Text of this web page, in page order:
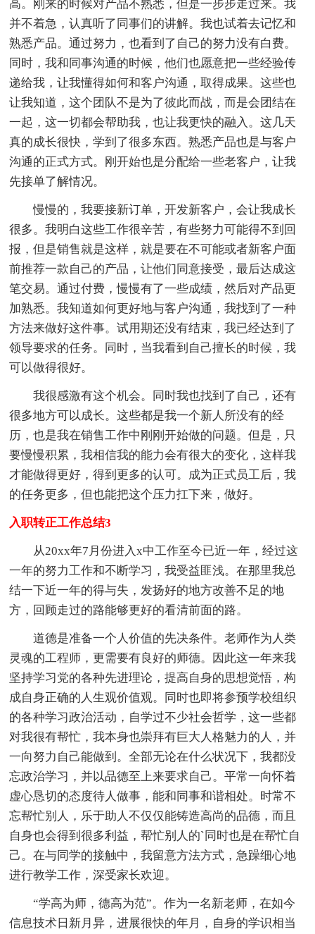
高。刚来的时候对产品不熟悉，但是一步步走过来。我
并不着急，认真听了同事们的讲解。我也试着去记忆和
熟悉产品。通过努力，也看到了自己的努力没有白费。
同时，我和同事沟通的时候，他们也愿意把一些经验传
递给我，让我懂得如何和客户沟通，取得成果。这些也
让我知道，这个团队不是为了彼此而战，而是会团结在
一起，这一切都会帮助我，也让我更快的融入。这几天
真的成长很快，学到了很多东西。熟悉产品也是与客户
沟通的正式方式。刚开始也是分配给一些老客户，让我
先接单了解情况。
慢慢的，我要接新订单，开发新客户，会让我成长
很多。我明白这些工作很辛苦，有些努力可能得不到回
报，但是销售就是这样，就是要在不可能或者新客户面
前推荐一款自己的产品，让他们同意接受，最后达成这
笔交易。通过付费，慢慢有了一些成绩，然后对产品更
加熟悉。我知道如何更好地与客户沟通，我找到了一种
方法来做好这件事。试用期还没有结束，我已经达到了
领导要求的任务。同时，当我看到自己擅长的时候，我
可以做得很好。
我很感激有这个机会。同时我也找到了自己，还有
很多地方可以成长。这些都是我一个新人所没有的经
历，也是我在销售工作中刚刚开始做的问题。但是，只
要慢慢积累，我相信我的能力会有很大的变化，这样我
才能做得更好，得到更多的认可。成为正式员工后，我
的任务更多，但也能把这个压力扛下来，做好。
入职转正工作总结3
从20xx年7月份进入x中工作至今已近一年，经过这
一年的努力工作和不断学习，我受益匪浅。在那里我总
结一下近一年的得与失，发扬好的地方改善不足的地
方，回顾走过的路能够更好的看清前面的路。
道德是准备一个人价值的先决条件。老师作为人类
灵魂的工程师，更需要有良好的师德。因此这一年来我
坚持学习党的各种先进理论，提高自身的思想觉悟，构
成自身正确的人生观价值观。同时也即将参预学校组织
的各种学习政治活动，自学过不少社会哲学，这一些都
对我很有帮忙，我本身也崇拜有巨大人格魅力的人，并
一向努力自己能做到。全部无论在什么状况下，我都没
忘政治学习，并以品德至上来要求自己。平常一向怀着
虚心恳切的态度待人做事，能和同事和谐相处。时常不
忘帮忙别人，乐于助人不仅仅能铸造高尚的品德，而且
自身也会得到很多利益，帮忙别人的`同时也是在帮忙自
己。在与同学的接触中，我留意方法方式，急躁细心地
进行教学工作，深受家长欢迎。
“学高为师，德高为范”。作为一名新老师，在如今
信息技术日新月异，进展很快的年月，自身的学识相当